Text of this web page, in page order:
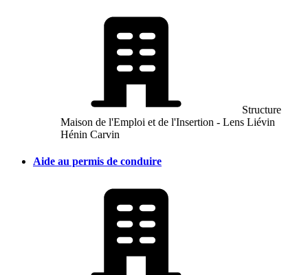
Structure
Maison de l'Emploi et de l'Insertion - Lens Liévin
Hénin Carvin
Aide au permis de conduire